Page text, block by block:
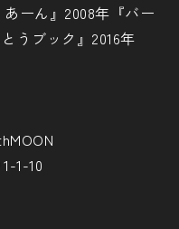
ーん』2008年『バー
うブック』2016年
1-10